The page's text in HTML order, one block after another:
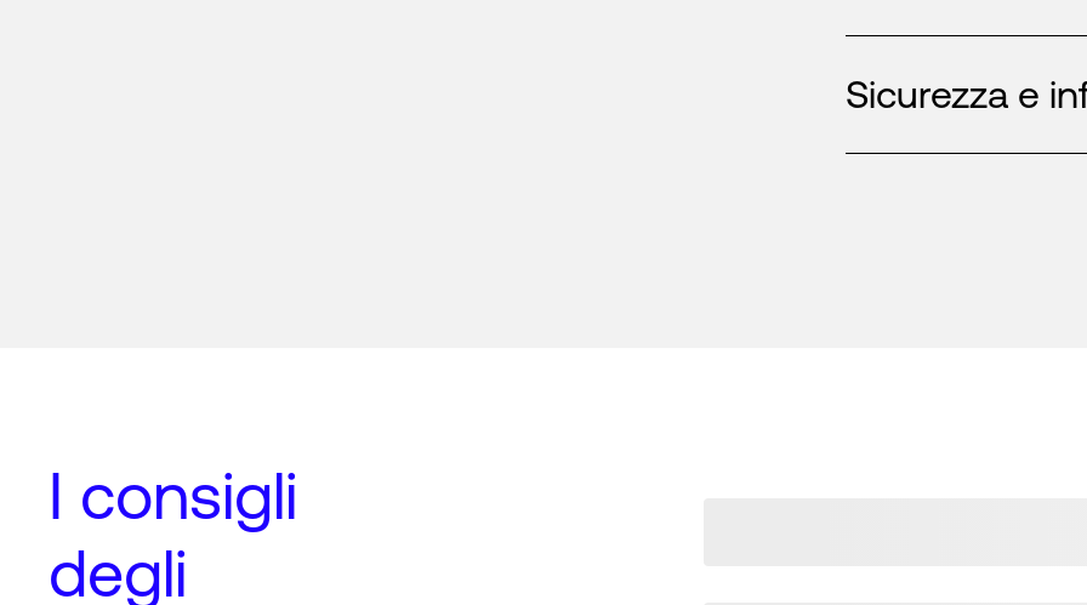
Sicurezza e
I consigli
degli